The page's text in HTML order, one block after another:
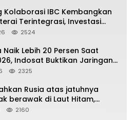
Kolaborasi IBC Kembangkan
Terintegrasi, Investasi
Miliar2524
Lebih 20 Persen Saat
Indosat Buktikan Jaringan
Jutaan Pemudik
2325
Rusia atas jatuhnya
berawak di Laut Hitam,
2160